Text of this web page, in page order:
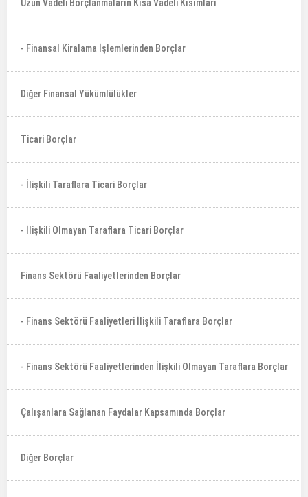
Uzun Vadeli Borçlanmaların Kısa Vadeli Kısımları
- Finansal Kiralama İşlemlerinden Borçlar
Diğer Finansal Yükümlülükler
Ticari Borçlar
- İlişkili Taraflara Ticari Borçlar
- İlişkili Olmayan Taraflara Ticari Borçlar
Finans Sektörü Faaliyetlerinden Borçlar
- Finans Sektörü Faaliyetleri İlişkili Taraflara Borçlar
- Finans Sektörü Faaliyetlerinden İlişkili Olmayan Taraflara Borçlar
Çalışanlara Sağlanan Faydalar Kapsamında Borçlar
Diğer Borçlar